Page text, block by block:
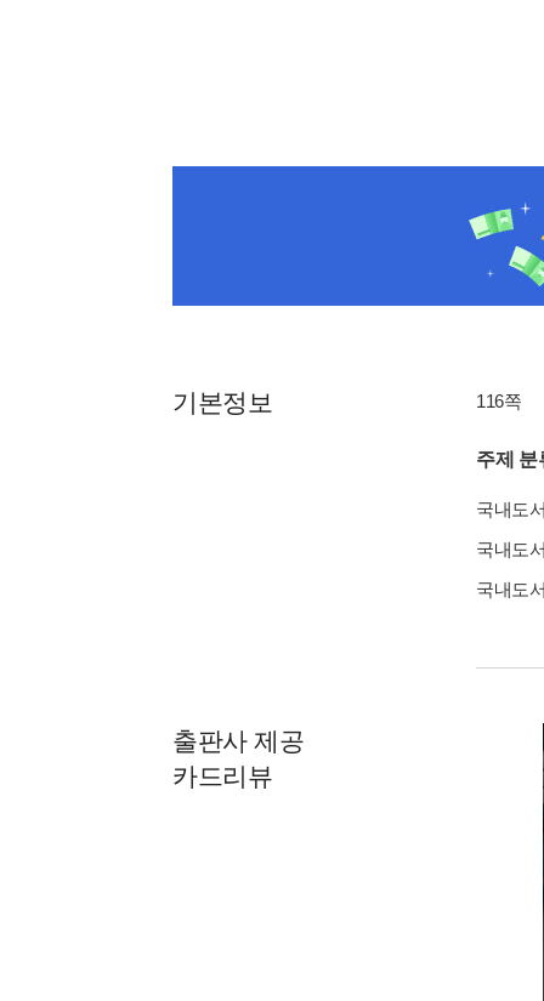
기본정보 116쪽
주제 분
국내도
국내도
국내도
출판사 제공
카드리뷰